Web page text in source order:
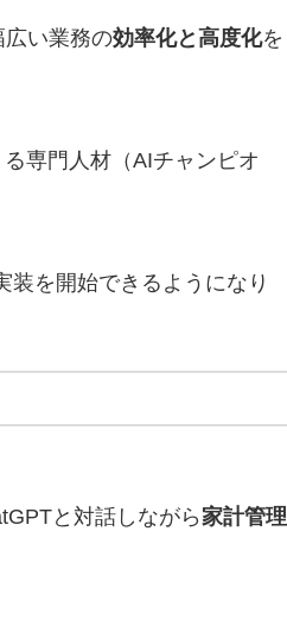
い業務の効率化と高度化を
専門人材（AIチャンピオ
装を開始できるようになり
と対話しながら家計管理